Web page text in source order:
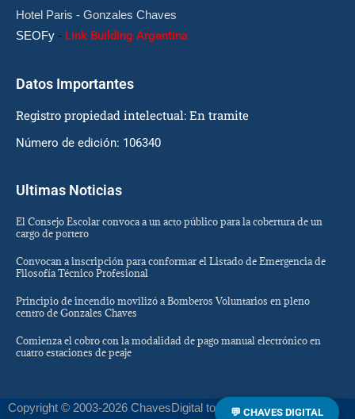
Hotel Paris - Gonzales Chaves
SEOFy - Link Building Argentina
Datos Importantes
Registro propiedad intelectual: En tramite
Número de edición: 106340
Ultimas Noticias
El Consejo Escolar convoca a un acto público para la cobertura de un
cargo de portero
Convocan a inscripción para conformar el Listado de Emergencia de
Filosofía Técnico Profesional
Principio de incendio movilizó a Bomberos Voluntarios en pleno
centro de Gonzales Chaves
Comienza el cobro con la modalidad de pago manual electrónico en
cuatro estaciones de peaje
Copyright © 2003-2026 ChavesDigital todos los derechos
💬 CHAVES DIGITAL